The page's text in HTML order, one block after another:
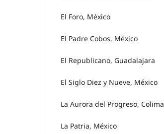
El Foro, México
El Padre Cobos, México
El Republicano, Guadalajara
El Siglo Diez y Nueve, México
La Aurora del Progreso, Colima
La Patria, México